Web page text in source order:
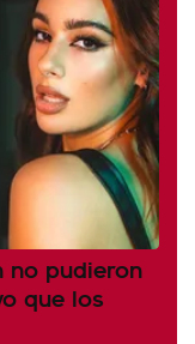
no pudieron
que los